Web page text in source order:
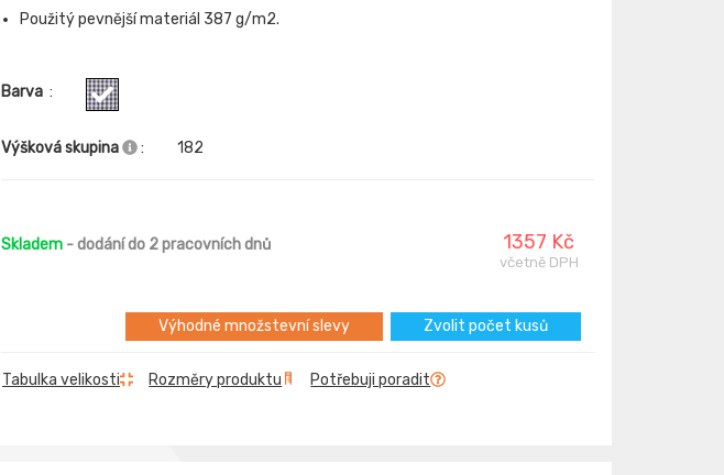
Použitý pevnější materiál 387 g/m2.
Barva :
Výšková skupina : 182
Skladem - dodání do 2 pracovních dnů 1357 Kč
včetně DPH
Výhodné množstevní slevy Zvolit počet kusů
Tabulka velikosti Rozměry produktu Potřebuji poradit